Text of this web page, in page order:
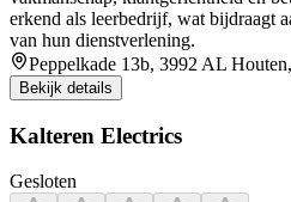
erkend als leerbedrijf, wat bijdraagt
van hun dienstverlening.
Peppelkade 13b, 3992 AL
Bekijk details
Kalteren Electrics
Gesloten